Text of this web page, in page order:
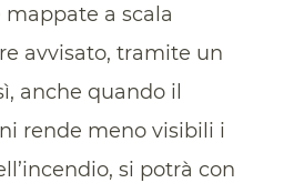
a scala
avvisato, tramite un
anche quando il
rende meno visibili i
si potrà con